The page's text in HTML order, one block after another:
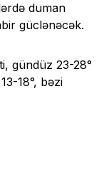
duman
güclənəcək.
gündüz 23-28°
18°, bəzi